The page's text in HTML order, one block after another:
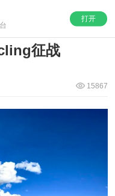
打开
征战
15867